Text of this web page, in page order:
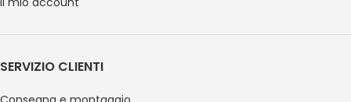
SERVIZIO CLIENTI